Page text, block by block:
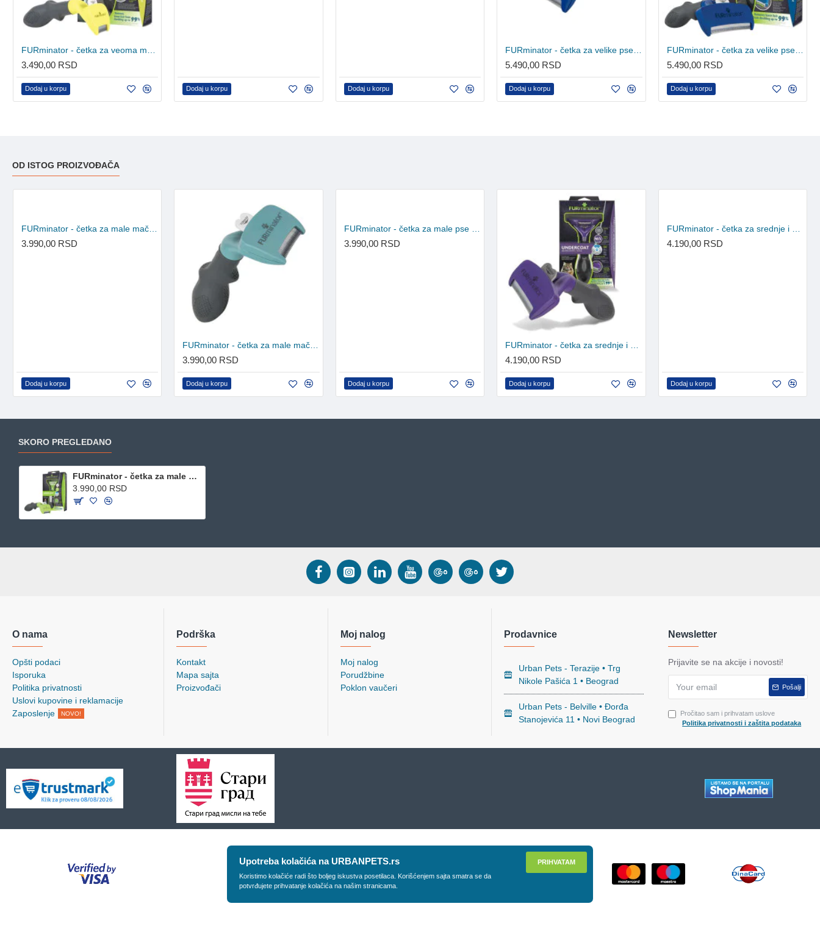
FURminator - četka za veoma male pse kratke dlake XS
3.490,00 RSD
Dodaj u korpu Dodaj u korpu Dodaj u korpu
FURminator - četka za velike pse duge dlake L
5.490,00 RSD
Dodaj u korpu
FURminator - četka za velike pse kratke dlake L
5.490,00 RSD
Dodaj u korpu
OD ISTOG PROIZVOĐAČA
FURminator - četka za male mačke duge dlake S
3.990,00 RSD
Dodaj u korpu
3.990,00 RSD
Dodaj u korpu
FURminator - četka za male pse duge dlake S
3.990,00 RSD
Dodaj u korpu
4.190,00 RSD
Dodaj u korpu
FURminator - četka za srednje i velike mačke kratke dlake M/L
4.190,00 RSD
Dodaj u korpu
SKORO PREGLEDANO
FURminator - četka za male pse kratke dlake S
3.990,00 RSD
O nama
Opšti podaci
Isporuka
Politika privatnosti
Uslovi kupovine i reklamacije
Zaposlenje
NOVO!
Podrška
Kontakt
Mapa sajta
Proizvođači
Moj nalog
Moj nalog
Porudžbine
Poklon vaučeri
Prodavnice
Urban Pets - Terazije • Trg
Nikole Pašića 1 • Beograd
Urban Pets - Belville • Đorđa
Stanojevića 11 • Novi Beograd
Newsletter
Prijavite se na akcije i novosti!
Pošalji
Pročitao sam i prihvatam uslove
Politika privatnosti i zaštita podataka
PRIHVATAM
Upotreba kolačića na URBANPETS.rs
Koristimo kolačiće radi što boljeg iskustva posetilaca. Korišćenjem sajta smatra se da
potvrđujete prihvatanje kolačića na našim stranicama.